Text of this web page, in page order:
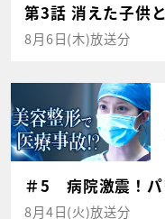
第3話 消えた子供
8月6日(木)放送分
＃5 病院激震！パ
8月4日(火)放送分